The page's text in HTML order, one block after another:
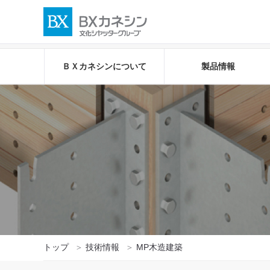
ＢＸカネシンについて 製品情報
トップ 技術情報 MP木造建築